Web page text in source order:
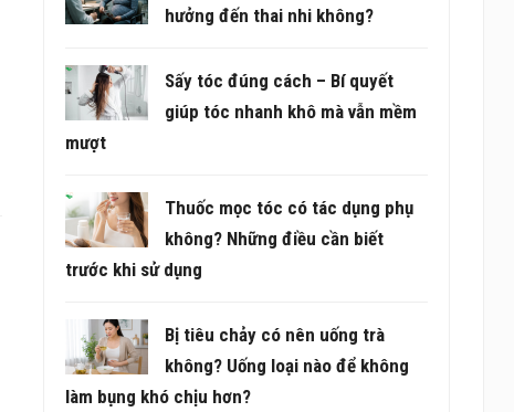
hưởng đến thai nhi không?
Sấy tóc đúng cách – Bí quyết
giúp tóc nhanh khô mà vẫn mềm
mượt
Thuốc mọc tóc có tác dụng phụ
không? Những điều cần biết
trước khi sử dụng
Bị tiêu chảy có nên uống trà
không? Uống loại nào để không
làm bụng khó chịu hơn?